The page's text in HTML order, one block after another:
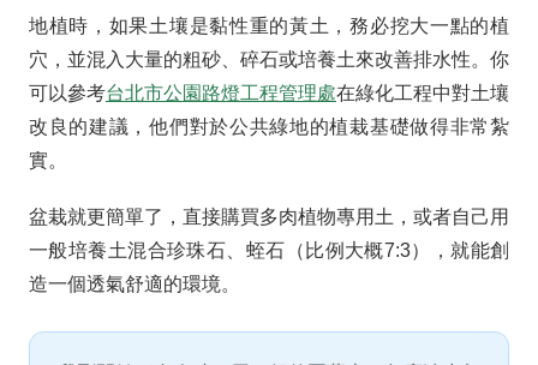
地植時，如果土壤是黏性重的黃土，務必挖大一點的植
穴，並混入大量的粗砂、碎石或培養土來改善排水性。你
可以參考台北市公園路燈工程管理處在綠化工程中對土壤
改良的建議，他們對於公共綠地的植栽基礎做得非常紮
實。
盆栽就更簡單了，直接購買多肉植物專用土，或者自己用
一般培養土混合珍珠石、蛭石（比例大概7:3），就能創
造一個透氣舒適的環境。